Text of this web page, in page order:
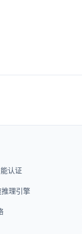
认证
理引擎